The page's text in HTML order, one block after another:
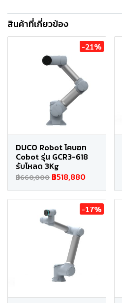
สินค้าที่เกี่ยวข้อง
-21%
DUCO Robot โคบอท
Cobot รุ่น GCR3-618
รับโหลด 3Kg
฿660,000 ฿518,880
-17%